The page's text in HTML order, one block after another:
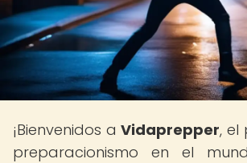
¡Bienvenidos aVidaprepper, el
preparacionismo en el